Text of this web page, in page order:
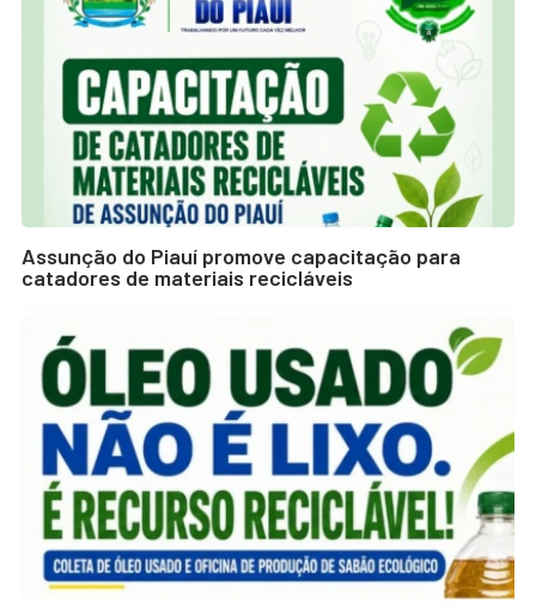
Assunção do Piauí promove capacitação para
catadores de materiais recicláveis